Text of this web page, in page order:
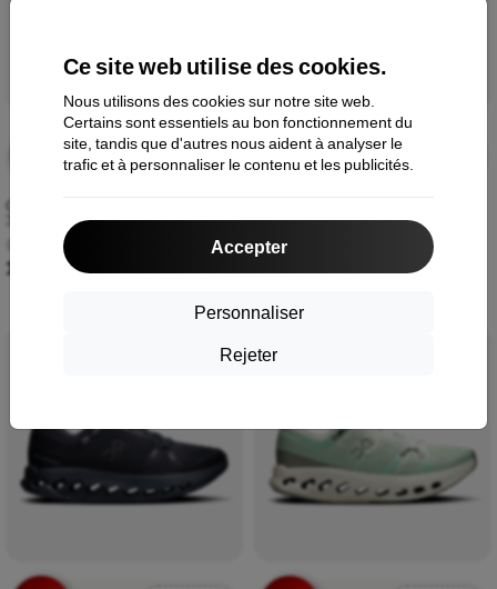
Ce site web utilise des cookies.
Nous utilisons des cookies sur notre site web.
Certains sont essentiels au bon fonctionnement du
site, tandis que d'autres nous aident à analyser le
trafic et à personnaliser le contenu et les publicités.
Accepter
Personnaliser
Rejeter
Vente
finale
0 jours
10:58:17
On Cloudflow 5 Genévrier/Glace
3WF10094851 W
188,90 €
170,02 €
Vente
finale
10:58:17
3WF10094946 W
188,90 €
Nouveau
-10%